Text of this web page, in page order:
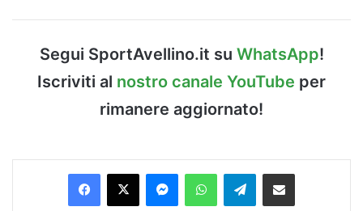
Segui SportAvellino.it su WhatsApp!
Iscriviti al nostro canale YouTube per
rimanere aggiornato!
Facebook
X MessengerWhatsAppTelegramCondividi via Email